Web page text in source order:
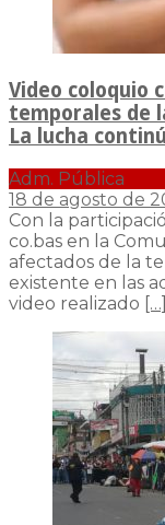
Video coloquio
temporales de
La lucha
Adm. Pública
18 de agosto de
Con la
co.bas en la
afectados de la
existente en las
video realizado […]